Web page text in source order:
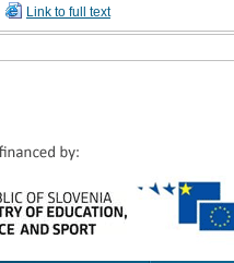
Link to full text